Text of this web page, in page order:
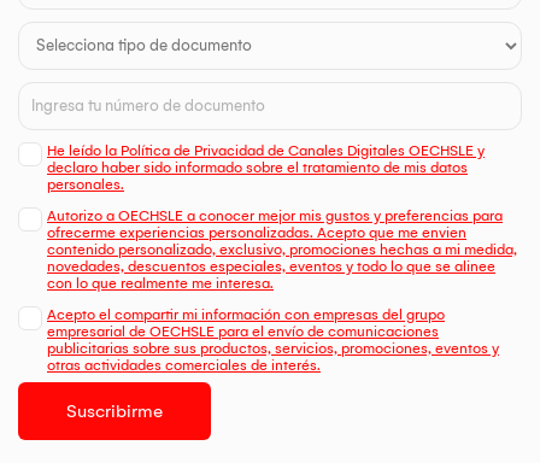
He leído la Política de Privacidad de Canales Digitales OECHSLE y
declaro haber sido informado sobre el tratamiento de mis datos
personales.
Autorizo a OECHSLE a conocer mejor mis gustos y preferencias para
ofrecerme experiencias personalizadas. Acepto que me envien
contenido personalizado, exclusivo, promociones hechas a mi medida,
novedades, descuentos especiales, eventos y todo lo que se alinee
con lo que realmente me interesa.
Acepto el compartir mi información con empresas del grupo
empresarial de OECHSLE para el envío de comunicaciones
publicitarias sobre sus productos, servicios, promociones, eventos y
otras actividades comerciales de interés.
Suscribirme